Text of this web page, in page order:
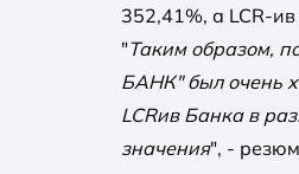
352,41%, а LCR-
"Таким образом,
БАНК" был очень
LCRив Банка в
значения", -